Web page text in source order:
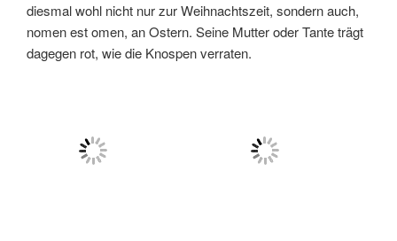
diesmal wohl nicht nur zur Weihnachtszeit, sondern auch,
nomen est omen, an Ostern. Seine Mutter oder Tante trägt
dagegen rot, wie die Knospen verraten.